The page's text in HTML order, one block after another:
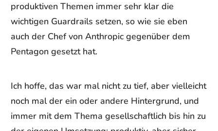
produktiven Themen immer sehr klar die
wichtigen Guardrails setzen, so wie sie eben
auch der Chef von Anthropic gegenüber dem
Pentagon gesetzt hat.
Ich hoffe, das war mal nicht zu tief, aber vielleicht
noch mal der ein oder andere Hintergrund, und
immer mit dem Thema gesellschaftlich bis hin zu